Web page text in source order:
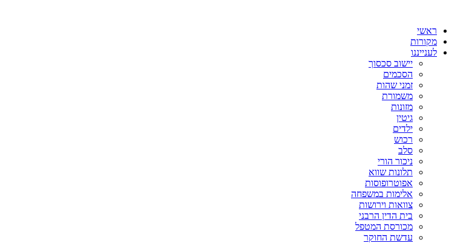
ראשי
מקורות
לענייננו
יישוב סכסוך
הסכמים
זמני שהות
משמורת
מזונות
גיטין
ילדים
רכוש
סלב
ניכור הורי
תלונות שווא
אפוטרופוסות
אלימות במשפחה
צוואות וירושות
בית הדין הרבני
מכורסת המטפל
עדשת החוקר